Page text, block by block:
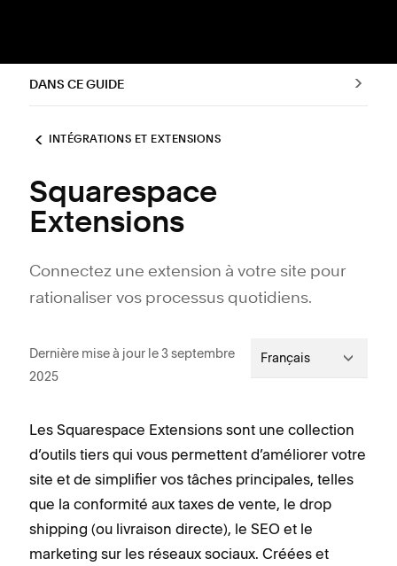
DANS CE GUIDE
INTÉGRATIONS ET EXTENSIONS
Squarespace
Extensions
Connectez une extension à votre site pour
rationaliser vos processus quotidiens.
Dernière mise à jour le 3 septembre
2025
Français
Les Squarespace Extensions sont une collection
d’outils tiers qui vous permettent d’améliorer votre
site et de simplifier vos tâches principales, telles
que la conformité aux taxes de vente, le drop
shipping (ou livraison directe), le SEO et le
marketing sur les réseaux sociaux. Créées et